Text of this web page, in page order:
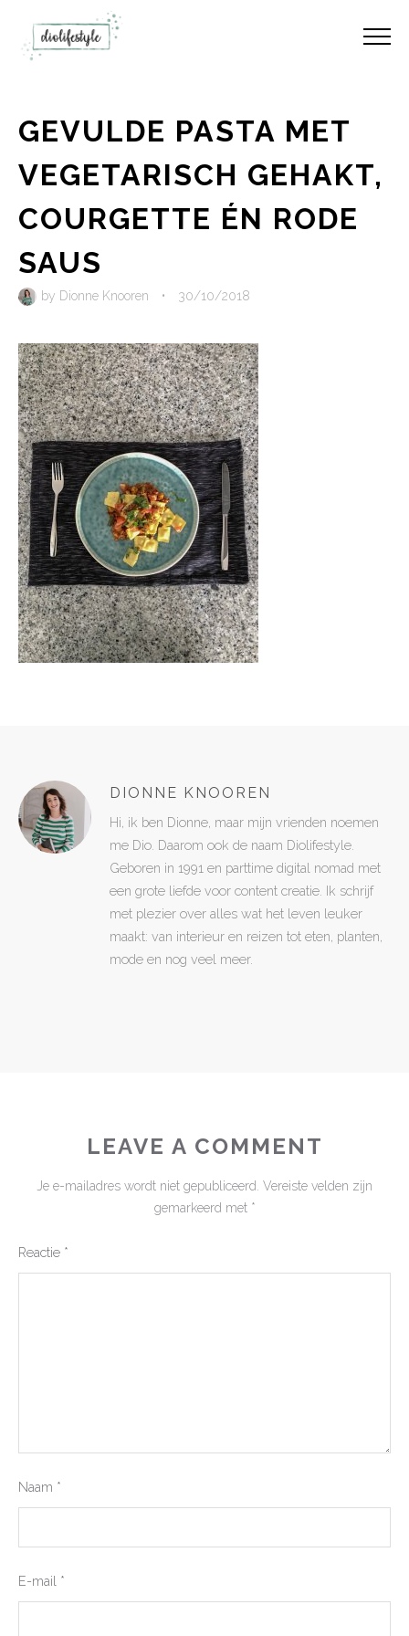
GEVULDE PASTA MET
VEGETARISCH GEHAKT,
COURGETTE ÉN RODE
SAUS
by Dionne Knooren • 30/10/2018
DIONNE KNOOREN
Hi, ik ben Dionne, maar mijn vrienden noemen
me Dio. Daarom ook de naam Diolifestyle.
Geboren in 1991 en parttime digital nomad met
een grote liefde voor content creatie. Ik schrijf
met plezier over alles wat het leven leuker
maakt: van interieur en reizen tot eten, planten,
mode en nog veel meer.
LEAVE A COMMENT
Je e-mailadres wordt niet gepubliceerd. Vereiste velden zijn
gemarkeerd met *
Reactie *
Naam *
E-mail *